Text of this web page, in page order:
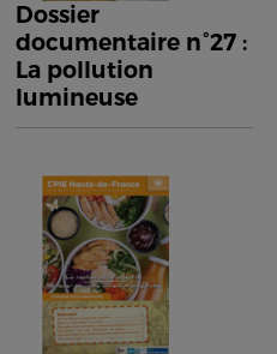
Dossier
documentaire n°27 :
La pollution
lumineuse